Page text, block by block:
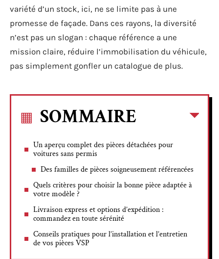
variété d’un stock, ici, ne se limite pas à une
promesse de façade. Dans ces rayons, la diversité
n’est pas un slogan : chaque référence a une
mission claire, réduire l’immobilisation du véhicule,
pas simplement gonfler un catalogue de plus.
SOMMAIRE
Un aperçu complet des pièces détachées pour
voitures sans permis
Des familles de pièces soigneusement référencées
Quels critères pour choisir la bonne pièce adaptée à
votre modèle ?
Livraison express et options d’expédition :
commandez en toute sérénité
Conseils pratiques pour l’installation et l’entretien
de vos pièces VSP